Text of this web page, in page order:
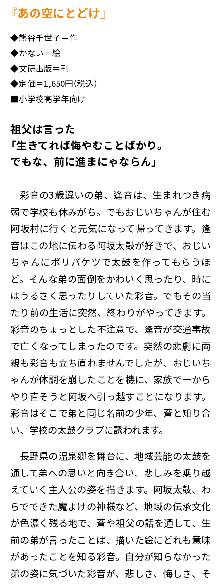
『あの空にとどけ』
◆熊谷千世子＝作
◆かない＝絵
◆文研出版＝刊
◆定価＝1,650円（税込）
■小学校高学年向け
祖父は言った
「生きてれば悔やむことばかり。
でもな、前に進まにゃならん」
彩音の3歳違いの弟、逢音は、生まれつき病
弱で学校も休みがち。でもおじいちゃんが住む
阿坂村に行くと元気になって帰ってきます。逢
音はこの地に伝わる阿坂太鼓が好きで、おじい
ちゃんにポリバケツで太鼓を作ってもらうほ
ど。そんな弟の面倒をかわいく思ったり、時に
はうるさく思ったりしていた彩音。でもその当
たり前の生活に突然、終わりがやってきます。
彩音のちょっとした不注意で、逢音が交通事故
で亡くなってしまったのです。突然の悲劇に両
親も彩音も立ち直れませんでしたが、おじいち
ゃんが体調を崩したことを機に、家族で一から
やり直そうと阿坂へ引っ越すことになります。
彩音はそこで弟と同じ名前の少年、蒼と知り合
い、学校の太鼓クラブに誘われます。
長野県の温泉郷を舞台に、地域芸能の太鼓を
通して弟への思いと向き合い、悲しみを乗り越
えていく主人公の姿を描きます。阿坂太鼓、わ
らでできた魔よけの神様など、地域の伝承文化
が色濃く残る地で、蒼や祖父の話を通して、生
前の弟が言ったことば、描いた絵にどれも意味
があったことを知る彩音。自分が知らなかった
弟の姿に気づいた彩音が、悲しさ、悔しさ、そ